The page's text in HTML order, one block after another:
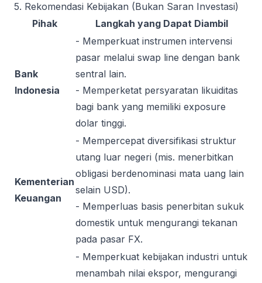
5. Rekomendasi Kebijakan (Bukan Saran Investasi)
Pihak
Langkah yang Dapat Diambil
Bank
Indonesia
- Memperkuat instrumen intervensi
pasar melalui swap line dengan bank
sentral lain.
- Memperketat persyaratan likuiditas
bagi bank yang memiliki exposure
dolar tinggi.
Kementerian
Keuangan
- Mempercepat diversifikasi struktur
utang luar negeri (mis. menerbitkan
obligasi berdenominasi mata uang lain
selain USD).
- Memperluas basis penerbitan sukuk
domestik untuk mengurangi tekanan
pada pasar FX.
- Memperkuat kebijakan industri untuk
menambah nilai ekspor, mengurangi